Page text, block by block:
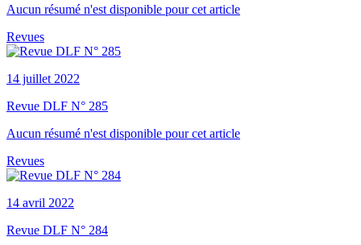
Aucun résumé n'est disponible pour cet article
Revues
14 juillet 2022
Revue DLF N° 285
Aucun résumé n'est disponible pour cet article
Revues
14 avril 2022
Revue DLF N° 284